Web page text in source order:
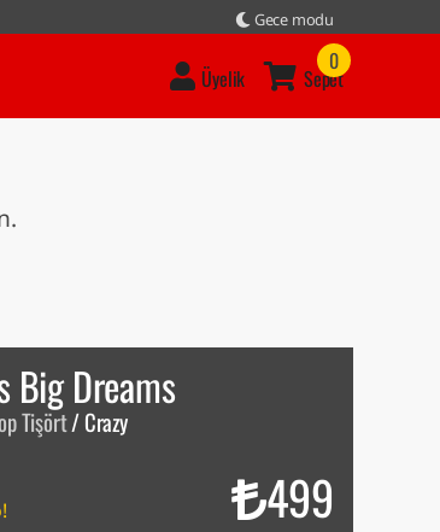
Gece modu
Üyelik Sepet
0
Big Dreams
Tişört/Crazy
499